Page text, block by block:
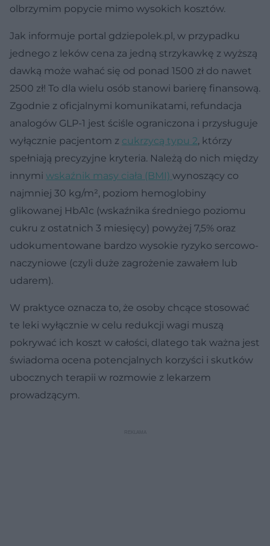
olbrzymim popycie mimo wysokich kosztów.
Jak informuje portal gdziepolek.pl, w przypadku
jednego z leków cena za jedną strzykawkę z wyższą
dawką może wahać się od ponad 1500 zł do nawet
2500 zł! To dla wielu osób stanowi barierę finansową.
Zgodnie z oficjalnymi komunikatami, refundacja
analogów GLP-1 jest ściśle ograniczona i przysługuje
wyłącznie pacjentom z cukrzycą typu 2, którzy
spełniają precyzyjne kryteria. Należą do nich między
innymi wskaźnik masy ciała (BMI) wynoszący co
najmniej 30 kg/m², poziom hemoglobiny
glikowanej HbA1c (wskaźnika średniego poziomu
cukru z ostatnich 3 miesięcy) powyżej 7,5% oraz
udokumentowane bardzo wysokie ryzyko sercowo-
naczyniowe (czyli duże zagrożenie zawałem lub
udarem).
W praktyce oznacza to, że osoby chcące stosować
te leki wyłącznie w celu redukcji wagi muszą
pokrywać ich koszt w całości, dlatego tak ważna jest
świadoma ocena potencjalnych korzyści i skutków
ubocznych terapii w rozmowie z lekarzem
prowadzącym.